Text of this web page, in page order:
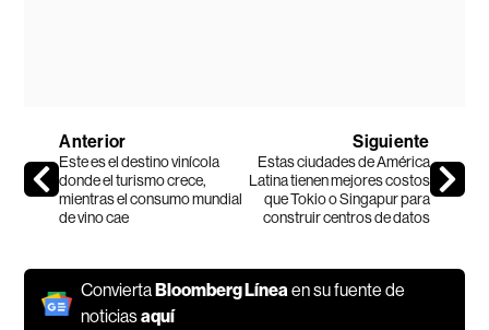
Anterior
Este es el destino vinícola
donde el turismo crece,
mientras el consumo mundial
de vino cae
Siguiente
Estas ciudades de América
Latina tienen mejores costos
que Tokio o Singapur para
construir centros de datos
ConviertaBloomberg Líneaen su fuente de
noticiasaquí